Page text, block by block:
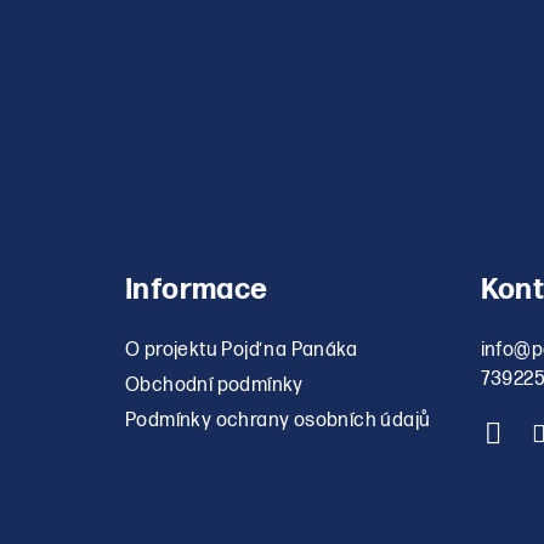
Informace
O projektu Pojď na Panáka
Obchodní podmínky
Podmínky ochrany osobních údajů
info@